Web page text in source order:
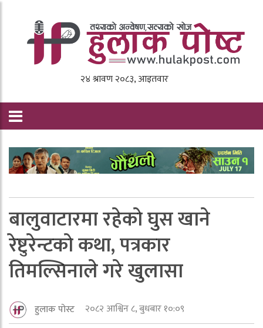
बालुवाटारमा रहेकाे घुस खाने
रेष्टुरेन्टकाे कथा, पत्रकार
तिमल्सिनाले गरे खुलासा
हुलाक पोस्ट २०८२ आश्विन ८, बुधबार १०:०९